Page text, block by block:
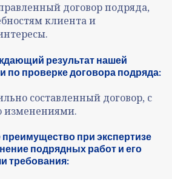
договор подряда,
клиента и
результат нашей
по проверке договора подряда:
составленный договор, с
изменениями.
при экспертизе
подрядных работ и его
требования: